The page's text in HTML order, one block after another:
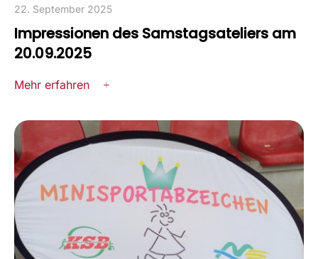
22. September 2025
Impressionen des Samstagsateliers am
20.09.2025
Mehr erfahren